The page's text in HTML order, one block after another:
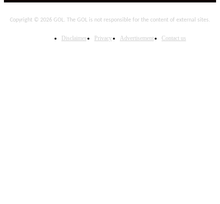
Copyright © 2026 GOL. The GOL is not responsible for the content of external sites.
Disclaimer Privacy Advertisement Contact us